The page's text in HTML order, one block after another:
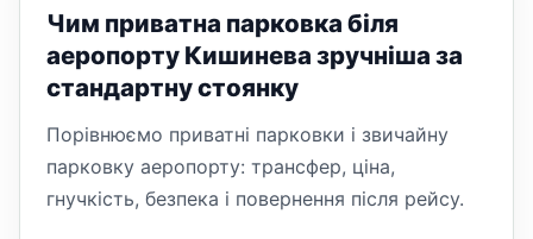
Чим приватна парковка біля
аеропорту Кишинева зручніша за
стандартну стоянку
Порівнюємо приватні парковки і звичайну
парковку аеропорту: трансфер, ціна,
гнучкість, безпека і повернення після рейсу.